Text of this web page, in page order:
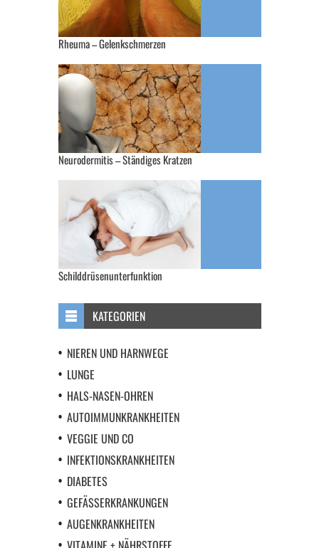
Rheuma – Gelenkschmerzen
Neurodermitis – Ständiges Kratzen
Schilddrüsenunterfunktion
KATEGORIEN
NIEREN UND HARNWEGE
LUNGE
HALS-NASEN-OHREN
AUTOIMMUNKRANKHEITEN
VEGGIE UND CO
INFEKTIONSKRANKHEITEN
DIABETES
GEFÄSSERKRANKUNGEN
AUGENKRANKHEITEN